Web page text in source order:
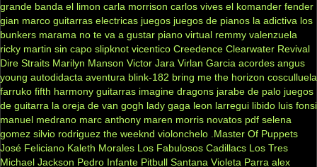
grande banda el limon carla morrison carlos vives el komander fender
gian marco guitarras electricas juegos juegos de pianos la adictiva los
bunkers marama no te va a gustar piano virtual remmy valenzuela
ricky martin sin capo slipknot vicentico Creedence Clearwater Revival
Dire Straits Marilyn Manson Victor Jara Virlan Garcia acordes angus
young autodidacta aventura blink-182 bring me the horizon cosculluela
farruko fifth harmony guitarras imagine dragons jarabe de palo juegos
de guitarra la oreja de van gogh lady gaga leon larregui libido luis fonsi
manuel medrano marc anthony maren morris novatos pdf selena
gomez silvio rodriguez the weeknd violonchelo .Master Of Puppets
José Feliciano Kaleth Morales Los Fabulosos Cadillacs Los Tres
Michael Jackson Pedro Infante Pitbull Santana Violeta Parra alex